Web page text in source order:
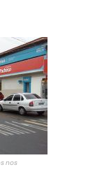
nos